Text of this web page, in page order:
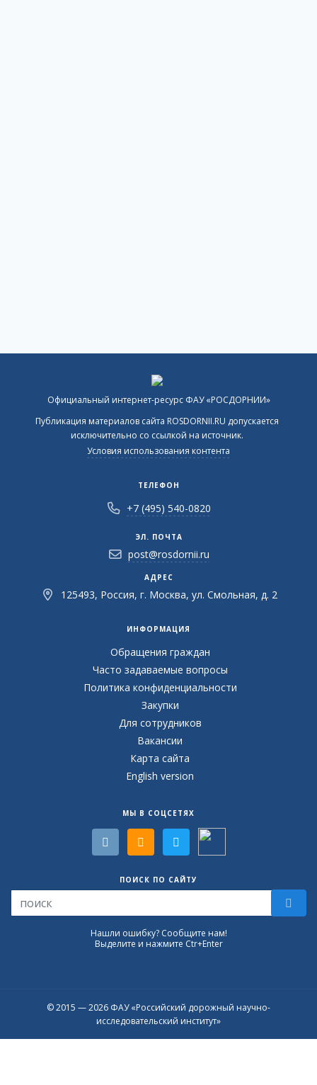
Официальный интернет-ресурс ФАУ «РОСДОРНИИ»
Публикация материалов сайта ROSDORNII.RU допускается
исключительно со ссылкой на источник.
Условия использования контента
ТЕЛЕФОН
+7 (495) 540-0820
ЭЛ. ПОЧТА
post@rosdornii.ru
АДРЕС
125493, Россия, г. Москва, ул. Смольная, д. 2
ИНФОРМАЦИЯ
Обращения граждан
Часто задаваемые вопросы
Политика конфиденциальности
Закупки
Для сотрудников
Вакансии
Карта сайта
English version
МЫ В СОЦСЕТЯХ
ПОИСК ПО САЙТУ
Нашли ошибку? Сообщите нам!
Выделите и нажмите Ctr+Enter
© 2015 — 2026 ФАУ «Российский дорожный научно-
исследовательский институт»